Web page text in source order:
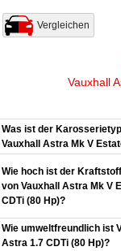
Vergleichen
Vauxhall
Was ist der
Vauxhall Astra Mk V
Wie hoch ist der
von Vauxhall Astra Mk V
CDTi (80 Hp)?
Wie umweltfreundlich ist
Astra 1.7 CDTi (80 Hp)?